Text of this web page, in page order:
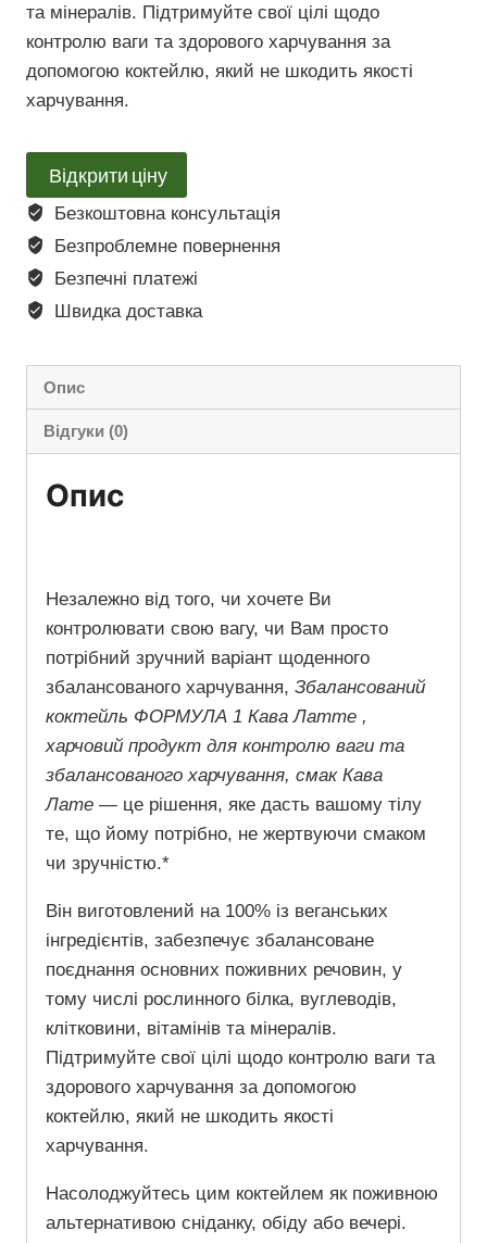
та мінералів. Підтримуйте свої цілі щодо
контролю ваги та здорового харчування за
допомогою коктейлю, який не шкодить якості
харчування.
Відкрити ціну
Безкоштовна консультація
Безпроблемне повернення
Безпечні платежі
Швидка доставка
Опис
Відгуки (0)
Опис
Незалежно від того, чи хочете Ви
контролювати свою вагу, чи Вам просто
потрібний зручний варіант щоденного
збалансованого харчування, Збалансований
коктейль ФОРМУЛА 1 Кава Латте ,
харчовий продукт для контролю ваги та
збалансованого харчування, смак Кава
Лате — це рішення, яке дасть вашому тілу
те, що йому потрібно, не жертвуючи смаком
чи зручністю.*
Він виготовлений ​​на 100% із веганських
інгредієнтів, забезпечує збалансоване
поєднання основних поживних речовин, у
тому числі рослинного білка, вуглеводів,
клітковини, вітамінів та мінералів.
Підтримуйте свої цілі щодо контролю ваги та
здорового харчування за допомогою
коктейлю, який не шкодить якості
харчування.
Насолоджуйтесь цим коктейлем як поживною
альтернативою сніданку, обіду або вечері.